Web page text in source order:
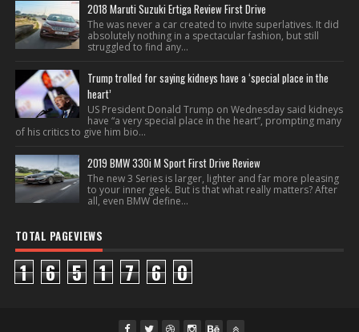
2018 Maruti Suzuki Ertiga Review First Drive
The was never a car created to invite superlatives. It did
absolutely nothing in a spectacular fashion, but still
struggled to find any...
Trump trolled for saying kidneys have a ‘special place in the
heart’
US President Donald Trump on Wednesday said kidneys
have “a very special place in the heart”, prompting many
of his critics to give him bio...
2019 BMW 330i M Sport First Drive Review
The new 3 Series is larger, lighter and far more pleasing
to your inner geek. But is that what really matters? After
all, even BMW define...
TOTAL PAGEVIEWS
1 6 5 1 7 6 0